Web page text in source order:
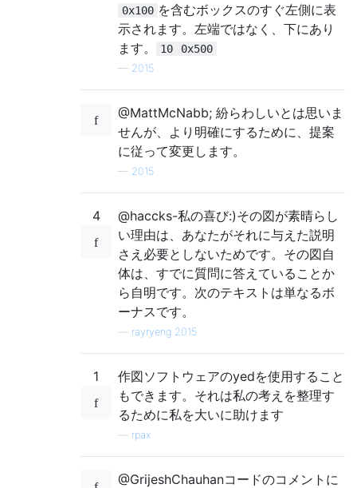
0x100 を含むボックスのすぐ左側に表
示されます。左端ではなく、下にあり
ます。
10 0x500
— 2015
@MattMcNabb; 紛らわしいとは思いま
せんが、より明確にするために、提案
に従って変更します。
— 2015
4
@haccks-私の喜び:)その図が素晴らし
い理由は、あなたがそれに与えた説明
さえ必要としないためです。その図自
体は、すでに質問に答えていることか
ら自明です。次のテキストは単なるボ
ーナスです。
rayryeng 2015
1
作図ソフトウェアのyedを使用すること
もできます。それは私の考えを整理す
るために私を大いに助けます
rpax
@GrijeshChauhanコードのコメントに